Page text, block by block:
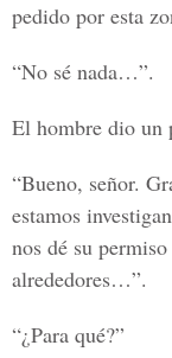
pedido por esta
“No sé nada…”.
El hombre dio un
“Bueno, señor.
estamos
nos dé su
alrededores…”.
“¿Para qué?”